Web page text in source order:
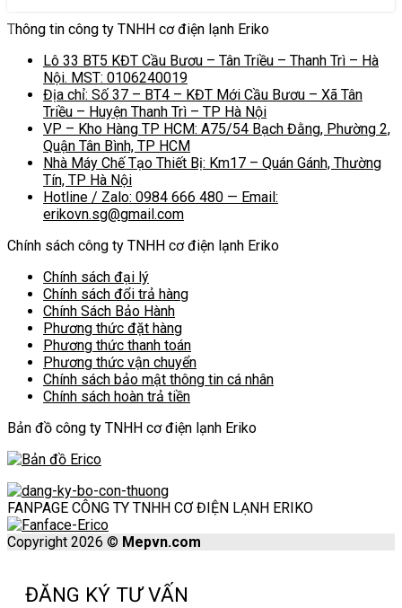
Thông tin công ty TNHH cơ điện lạnh Eriko
Lô 33 BT5 KĐT Cầu Bươu – Tân Triều – Thanh Trì – Hà
Nội. MST: 0106240019
Địa chỉ: Số 37 – BT4 – KĐT Mới Cầu Bươu – Xã Tân
Triều – Huyện Thanh Trì – TP Hà Nội
VP – Kho Hàng TP HCM: A75/54 Bạch Đằng, Phường 2,
Quận Tân Bình, TP HCM
Nhà Máy Chế Tạo Thiết Bị: Km17 – Quán Gánh, Thường
Tín, TP Hà Nội
Hotline / Zalo: 0984 666 480 — Email:
erikovn.sg@gmail.com
Chính sách công ty TNHH cơ điện lạnh Eriko
Chính sách đại lý
Chính sách đổi trả hàng
Chính Sách Bảo Hành
Phương thức đặt hàng
Phương thức thanh toán
Phương thức vận chuyển
Chính sách bảo mật thông tin cá nhân
Chính sách hoàn trả tiền
Bản đồ công ty TNHH cơ điện lạnh Eriko
FANPAGE CÔNG TY TNHH CƠ ĐIỆN LẠNH ERIKO
Copyright 2026 © Mepvn.com
ĐĂNG KÝ TƯ VẤN